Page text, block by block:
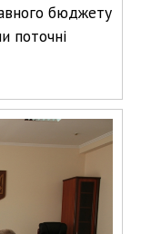
бюджету
поточні